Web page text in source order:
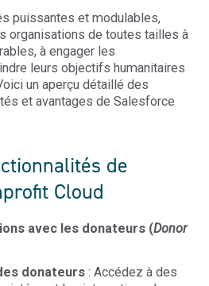
puissantes et modulables,
organisations de toutes tailles à
à engager les
leurs objectifs humanitaires
un aperçu détaillé des
et avantages de Salesforce
de
Cloud
avec les donateurs (Donor
donateurs : Accédez à des